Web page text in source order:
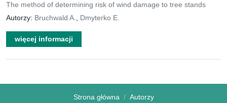
The method of determining risk of wind damage to tree stands
Autorzy: Bruchwald A. Dmyterko E.
więcej informacji
Strona główna
Autorzy